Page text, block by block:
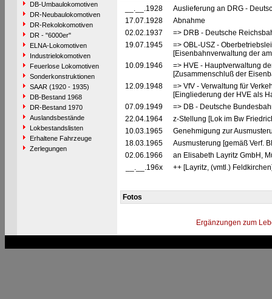
DB-Umbaulokomotiven
DR-Neubaulokomotiven
DR-Rekolokomotiven
DR - "6000er"
ELNA-Lokomotiven
Industrielokomotiven
Feuerlose Lokomotiven
Sonderkonstruktionen
SAAR (1920 - 1935)
DB-Bestand 1968
DR-Bestand 1970
Auslandsbestände
Lokbestandslisten
Erhaltene Fahrzeuge
Zerlegungen
__.__.1928
Auslieferung an DRG -
17.07.1928
Abnahme
02.02.1937
=> DRB - Deutsche
19.07.1945
=> OBL-USZ -
[Eisenbahnverwaltung der
10.09.1946
=> HVE - Hauptverwaltung
[Zusammenschluß der
12.09.1948
=> VfV - Verwaltung für
[Eingliederung der HVE als
07.09.1949
=> DB - Deutsche
22.04.1964
z-Stellung [Lok im Bw
10.03.1965
Genehmigung zur
18.03.1965
Ausmusterung [gemäß Verf.
02.06.1966
an Elisabeth Layritz GmbH,
__.__.196x
++ [Layritz, (vmtl.)
Fotos
Ergänzungen zum